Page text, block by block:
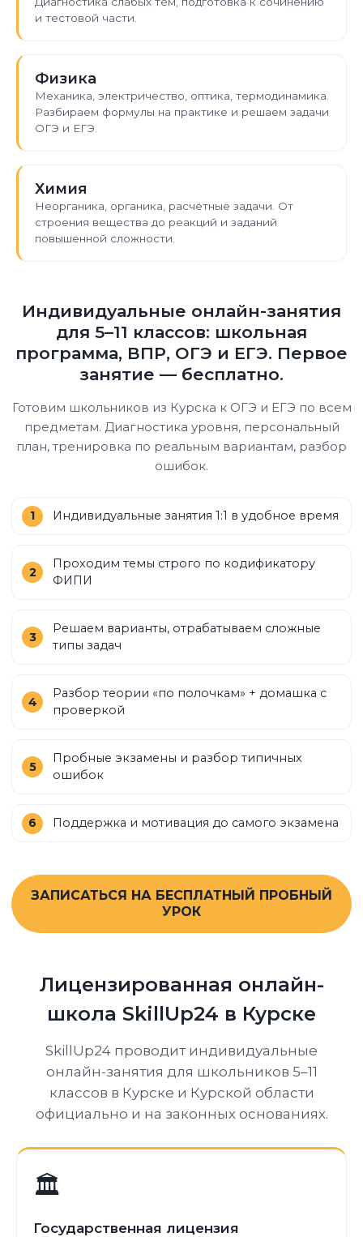
и тестовой части.
Физика
Механика, электричество, оптика, термодинамика.
Разбираем формулы на практике и решаем задачи
ОГЭ и ЕГЭ.
Химия
Неорганика, органика, расчётные задачи. От
строения вещества до реакций и заданий
повышенной сложности.
Индивидуальные онлайн-занятия
для 5–11 классов: школьная
программа, ВПР, ОГЭ и ЕГЭ. Первое
занятие — бесплатно.
Готовим школьников из Курска к ОГЭ и ЕГЭ по всем
предметам. Диагностика уровня, персональный
план, тренировка по реальным вариантам, разбор
ошибок.
Индивидуальные занятия 1:1 в удобное время
Проходим темы строго по кодификатору
ФИПИ
Решаем варианты, отрабатываем сложные
типы задач
Разбор теории «по полочкам» + домашка с
проверкой
Пробные экзамены и разбор типичных
ошибок
Поддержка и мотивация до самого экзамена
ЗАПИСАТЬСЯ НА БЕСПЛАТНЫЙ ПРОБНЫЙ
УРОК
Лицензированная онлайн-
школа SkillUp24 в Курске
SkillUp24 проводит индивидуальные
онлайн-занятия для школьников 5–11
классов в Курске и Курской области
официально и на законных основаниях.
🏛️
Государственная лицензия